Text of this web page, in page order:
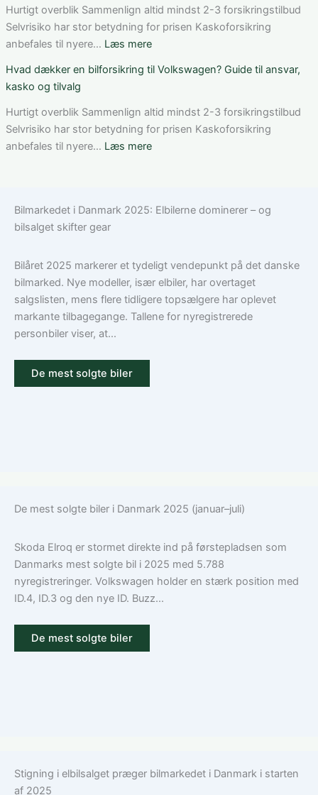
pris
og
valg
den
løsning
rabat
på
bilforsikring
ung
Hurtigt overblik Sammenlign altid mindst 2-3 forsikringstilbud
Selvrisiko har stor betydning for prisen Kaskoforsikring
anbefales til nyere… Læs mere:
bilforsikring
Tesla
Model
3:
den
Hvad dækker en bilforsikring til Volkswagen? Guide til ansvar,
kasko og tilvalg
Hurtigt overblik Sammenlign altid mindst 2-3 forsikringstilbud
Selvrisiko har stor betydning for prisen Kaskoforsikring
anbefales til nyere… Læs mere:
bilforsikring
Guide
til
ansvar,
kasko
Bilmarkedet i Danmark 2025: Elbilerne dominerer – og
bilsalget skifter gear
Bilåret 2025 markerer et tydeligt vendepunkt på det danske
bilmarked. Nye modeller, især elbiler, har overtaget
salgslisten, mens flere tidligere topsælgere har oplevet
markante tilbagegange. Tallene for nyregistrerede
personbiler viser, at...
De mest solgte biler
De mest solgte biler i Danmark 2025 (januar–juli)
Skoda Elroq er stormet direkte ind på førstepladsen som
Danmarks mest solgte bil i 2025 med 5.788
nyregistreringer. Volkswagen holder en stærk position med
ID.4, ID.3 og den nye ID. Buzz...
De mest solgte biler
Stigning i elbilsalget præger bilmarkedet i Danmark i starten
af 2025